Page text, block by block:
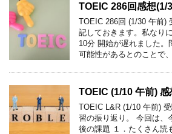
TOEIC 286回感想(1/
TOEIC 286回 (1/30 午前)
記しておきます。私なり
10分 開始が遅れました。
可能性があるとのことで
TOEIC (1/10 午前)
TOEIC L&R (1/10 午前)
習の振り返り。 今回は、
後の課題 １．たくさん読